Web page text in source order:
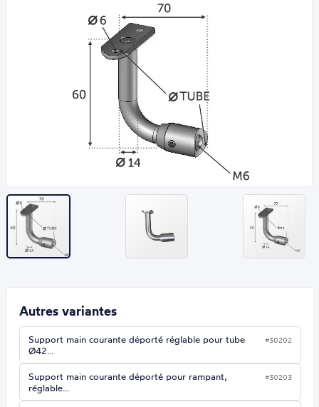
Autres variantes
Support main courante déporté réglable pour tube
Ø42…
#30202
Support main courante déporté pour rampant,
réglable…
#30203